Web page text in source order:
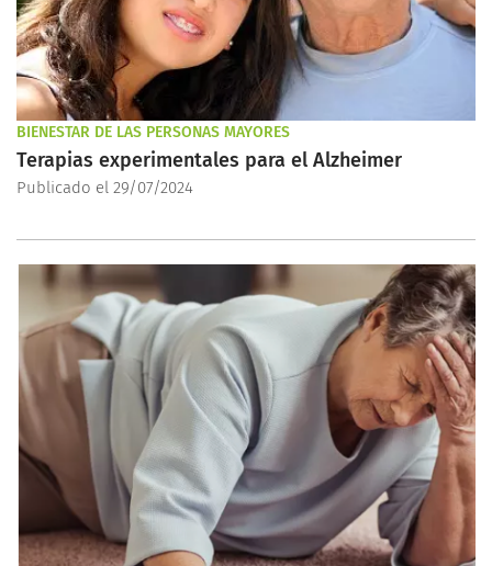
BIENESTAR DE LAS PERSONAS MAYORES
Terapias experimentales para el Alzheimer
Publicado el 29/07/2024